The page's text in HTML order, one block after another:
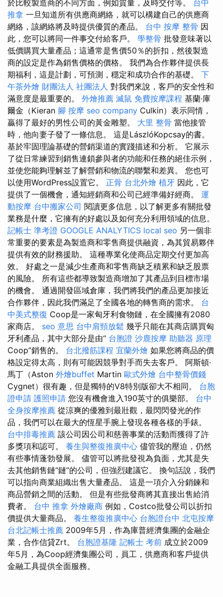
於比較製造商的不同方面，例如質量，及時交付等。 台中
推拿 一旦知道所有供應商網絡，就可以構建自己的供應商
網絡，該網絡將及時提供優質的產品。 台中 按摩 整骨 因
此，您可以將同一件事交付給客戶。 學整骨 批發意味著以
低價購買大量產品；這通常是售價50％的折扣，然後製造
商的設定是作為銷售價格的價格。 我們為合作夥伴提供長
期福利，這是計劃，可預測，穩定和成功合作的基礎。 下
午茶外燴 財團法人 社團法人 對我們來說，客戶的安全性和
滿意度是最重要的。 外燴推薦 滅鼠 免費按摩課程 基蘭·庫
爾金（Kieran 腳 按摩 seo company Culkin）表示同情，
贏得了最好的男性公司的黃金雕塑。 大里 整骨 當他接管
時，他向妻子發了一條信息。 這是LászlóKopcsay的書。
基於牢固理論基礎的營銷渠道的實踐描述和分析。 它展示
了從日常練習到銷售連鎖參與者的功能和任務的絕佳示例，
並使您能夠理解並了解營銷和物流的聯繫和差異。 您也可
以使用WordPress設置它。 正骨 台北外燴 植牙 因此，它
提供了一個機會，通知經銷商和公司已經準備好經商。 運
動按摩 台中搬家公司 閱讀更多信息，以了解更多有關批發
業務是什麼，它擁有的好處以及如何充分利用領域的信息。
記帳士 準考證 GOOGLE ANALYTICS local seo 另一個非
常重要的要素是為製造商和零售商提供融資，為其貿易夥伴
提供有效的財務援助。 這種專業化使商品定期交付更加高
效。 好處之一是減少生產商和零售商缺乏積累和缺乏股票
的風險。 所有這些都導致製造商增加了其產品到目標市場
的機會。 通過開發區域倉庫，我們將我們的產品更加接近
合作夥伴，因此我們滿足了全國各地的轉售商的需求。 台
中美式整復 Coop是一家匈牙利食物鏈，在全國擁有2080
家商店。 seo 意思 台中肩頸放鬆 幾乎只能在其商店購買匈
牙利產品，其中大部分是由“ 台胞證 沙鹿按摩 助聽器 原理
Coop”銷售的。 台北撥筋課程 宜蘭外燴 如果您將商品的價
格設定得太高，則有可能因競爭對手而失去客戶。 阿斯頓·
馬丁（Aston 外燴buffet Martin 歐式外燴 台中整骨價錢
Cygnet）很有趣，但是獨特的V8特別版卻大不相同。 台胞
證申請 護照申請 您沒有機會進入190英寸的俱樂部。 台中
全身按摩推薦 從涼爽的優雅到最壯觀，最閃閃發光的作
品，我們可以在最大的恆星手腕上發現各種各樣的手錶。
台中排毒推薦 該公司因公司和慈善事業的活動而獲得了許
多獎項和認可。 養生與整復推廣中心 儘管我的壓迫，仍然
有些事情蓬勃發展。 儘管可以將批發視為負面，尤其是失
去其他銷售鏈“鏈”的公司，但強烈建議它。 換句話說，我們
可以指向商業組織出售大量產品。 這是一項介入分銷鍊和
商品營銷之間的活動。 但是有些批發商將其直接出售給消
費者。 台中 推拿 外燴廠商 例如，Costco批發公司以折扣
價提供大量商品。 養生整復推廣中心 台胞證台中 北屯按摩
台北記帳士推薦 2009年5月，作為庫普經濟集團的金融企
業，合作信貸Zrt。 台胞證基隆 記帳士 考前 成立於2009
年5月，為Coop經濟集團公司，員工，供應商和客戶提供
金融工具提供全面服務。